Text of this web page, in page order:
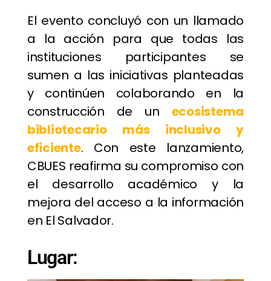
El evento concluyó con un llamado
a la acción para que todas las
instituciones participantes se
sumen a las iniciativas planteadas
y continúen colaborando en la
construcción de un ecosistema
bibliotecario más inclusivo y
eficiente. Con este lanzamiento,
CBUES reafirma su compromiso con
el desarrollo académico y la
mejora del acceso a la información
en El Salvador.
Lugar: